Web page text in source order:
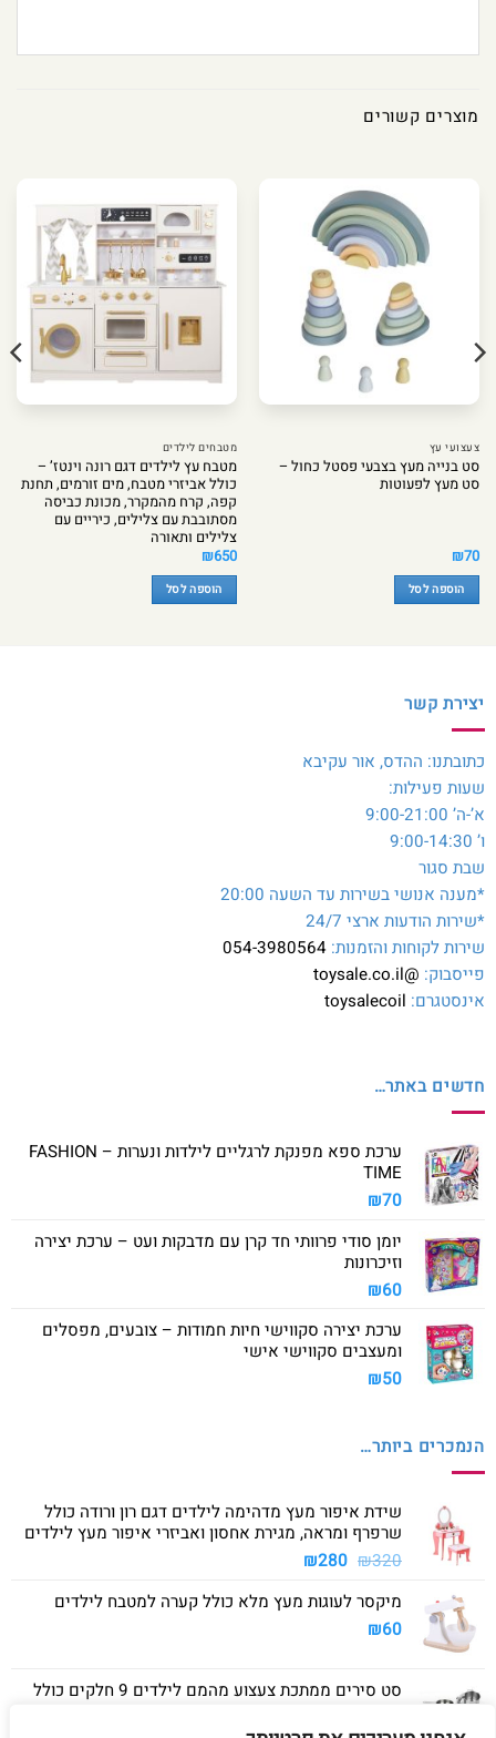
מוצרים קשורים
צעצועי עץ
סט בנייה מעץ בצבעי פסטל כחול –
סט מעץ לפעוטות
₪70
הוספה לסל
מטבחים לילדים
מטבח עץ לילדים דגם רונה וינטז’ –
כולל אביזרי מטבח, מים זורמים, תחנת
קפה, קרח מהמקרר, מכונת כביסה
מסתובבת עם צלילים, כיריים עם
צלילים ותאורה
₪650
הוספה לסל
יצירת קשר
כתובתנו: ההדס, אור עקיבא
שעות פעילות:
א’-ה’ 9:00-21:00
ו’ 9:00-14:30
שבת סגור
*מענה אנושי בשירות עד השעה 20:00
*שירות הודעות ארצי 24/7
שירות לקוחות והזמנות: 054-3980564
פייסבוק: @toysale.co.il
אינסטגרם: toysalecoil
חדשים באתר…
ערכת ספא מפנקת לרגליים לילדות ונערות – FASHION
TIME
₪70
יומן סודי פרוותי חד קרן עם מדבקות ועט – ערכת יצירה
וזיכרונות
₪60
ערכת יצירה סקווישי חיות חמודות – צובעים, מפסלים
ומעצבים סקווישי אישי
₪50
הנמכרים ביותר…
שידת איפור מעץ מדהימה לילדים דגם רון ורודה כולל
שרפרף ומראה, מגירת אחסון ואביזרי איפור מעץ לילדים
₪320
המחיר
היה:
₪280 המחיר
הוא:
מיקסר לעוגות מעץ מלא כולל קערה למטבח לילדים
₪60
סט סירים ממתכת צעצוע מהמם לילדים 9 חלקים כולל